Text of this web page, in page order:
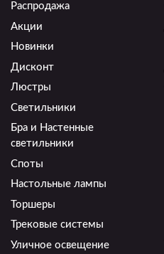
Распродажа
Акции
Новинки
Дисконт
Люстры
Светильники
Бра и Настенные
светильники
Споты
Настольные лампы
Торшеры
Трековые системы
Уличное освещение